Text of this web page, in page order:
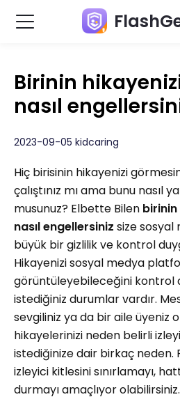
Birinin
nasıl
2023-09-05 kidcaring
Hiç birisinin hikayenizi
çalıştınız mı ama bunu nasıl
musunuz? Elbette Bilen
nasıl engellersiniz size sosyal
büyük bir gizlilik ve kontrol
Hikayenizi sosyal medya
görüntüleyebileceğini kontrol
istediğiniz durumlar vardır.
sevgiliniz ya da bir aile üyeniz
hikayelerinizi neden belirli
istediğinize dair birkaç neden.
izleyici kitlesini sınırlamayı,
durmayı amaçlıyor olabilirsiniz.